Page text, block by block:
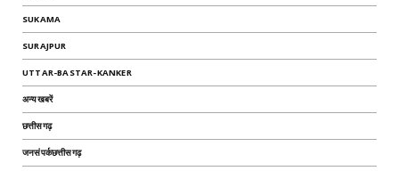
SUKAMA
SURAJPUR
UTTAR-BASTAR-KANKER
अन्यखबरें
छत्तीसगढ़
जनसंपर्कछत्तीसगढ़